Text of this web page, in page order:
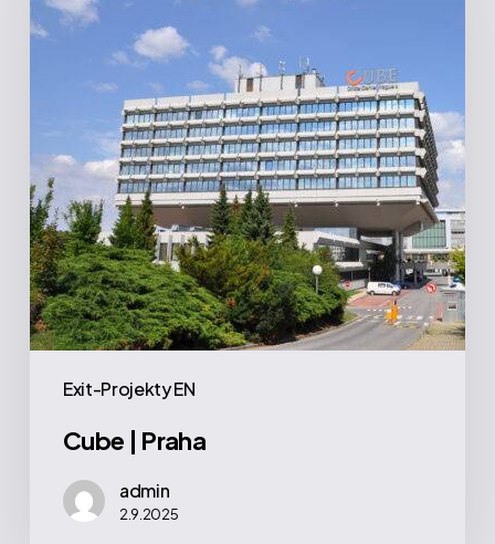
Exit-Projekty EN
Cube | Praha
admin
2.9.2025